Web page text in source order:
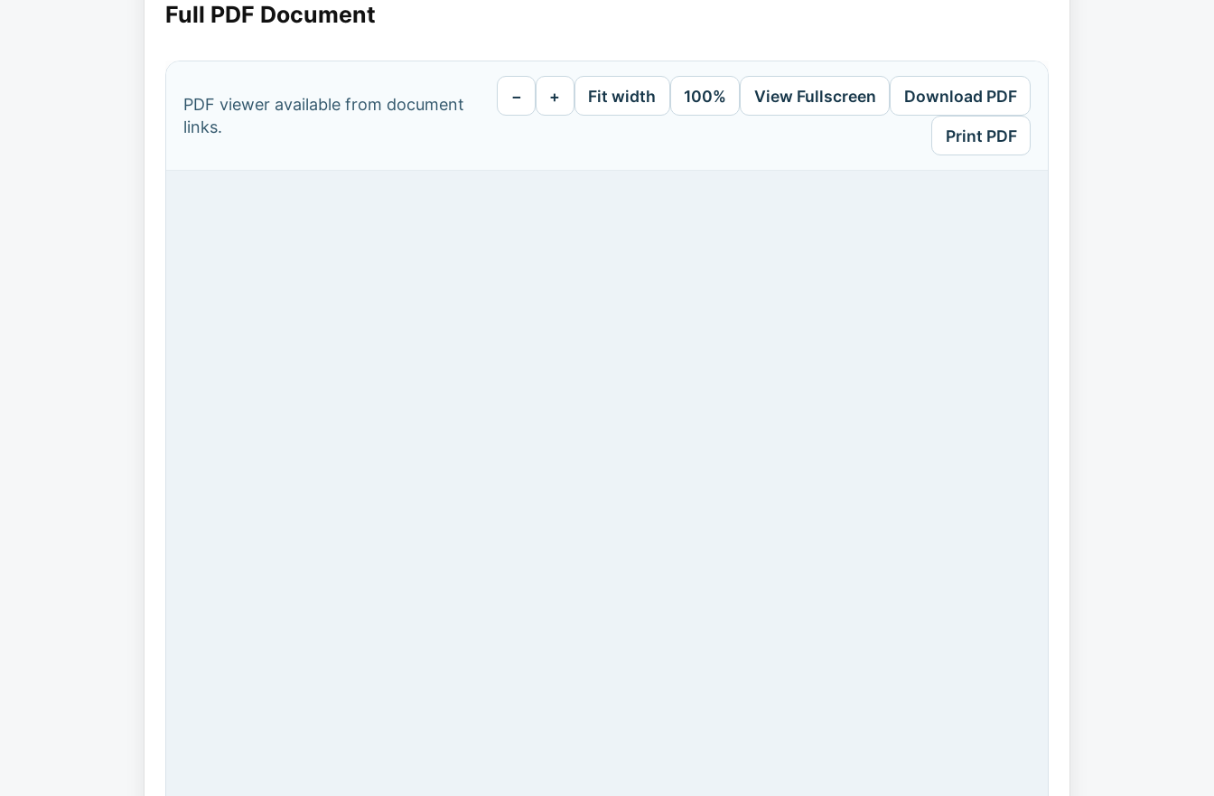
Full PDF Document
PDF viewer available from document
links.
− + Fit width 100% View Fullscreen Download PDF
Print PDF